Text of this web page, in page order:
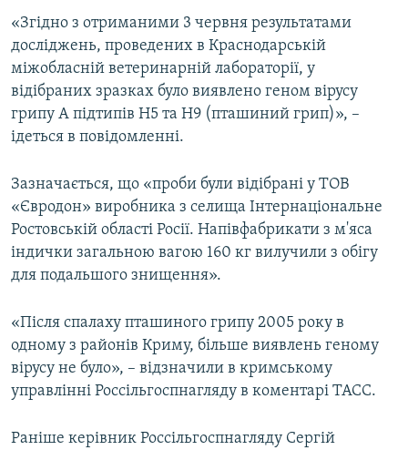
«Згідно з отриманими 3 червня результатами
досліджень, проведених в Краснодарській
міжобласній ветеринарній лабораторії, у
відібраних зразках було виявлено геном вірусу
грипу А підтипів Н5 та Н9 (пташиний грип)», –
ідеться в повідомленні.
Зазначається, що «проби були відібрані у ТОВ
«Євродон» виробника з селища Інтернаціональне
Ростовській області Росії. Напівфабрикати з м'яса
індички загальною вагою 160 кг вилучили з обігу
для подальшого знищення».
«Після спалаху пташиного грипу 2005 року в
одному з районів Криму, більше виявлень геному
вірусу не було», – відзначили в кримському
управлінні Россільгоспнагляду в коментарі ТАСС.
Раніше керівник Россільгоспнагляду Сергій